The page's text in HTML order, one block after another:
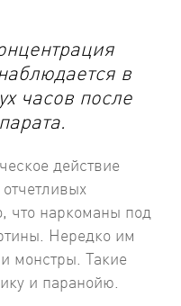
в
часов после
действие
что наркоманы под
Нередко им
монстры. Такие
и паранойю.